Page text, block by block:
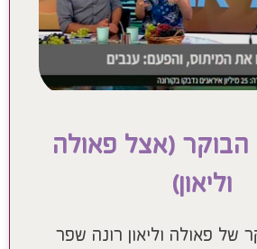
הבוקר (אצל פאולה
וליאון)
של פאולה וליאון רונה שפר